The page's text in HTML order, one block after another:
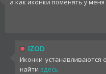
IZOD
Иконки
найти здесь